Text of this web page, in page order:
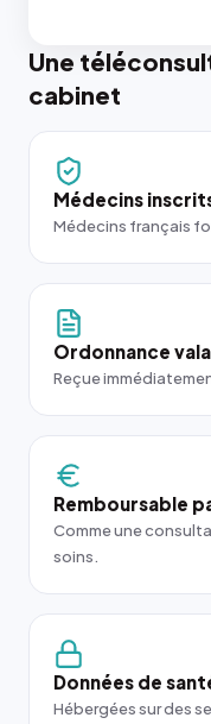
Une
cabinet
Médecins
Médecins français
Ordonnance
Reçue
Remboursable
Comme une
soins.
Données de
Hébergées sur des